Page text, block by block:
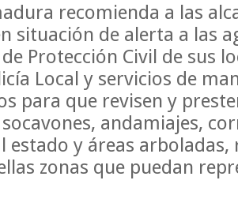
recomienda a las
situación de alerta a las
Protección Civil de sus
Local y servicios de
para que revisen y
andamiajes,
estado y áreas
zonas que puedan